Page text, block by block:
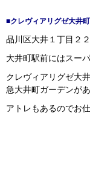
■クレヴィアリグゼ大井
品川区大井１丁目２
大井町駅前にはスー
クレヴィアリグゼ大
急大井町ガーデンが
アトレもあるのでお